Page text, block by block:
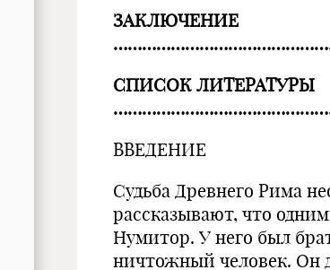
ЗАКЛЮЧЕНИЕ
СПИСОК ЛИТЕРАТУРЫ
ВВЕДЕНИЕ
Судьба Древнего Рима
рассказывают, что
Нумитор. У него был
ничтожный человек. Он